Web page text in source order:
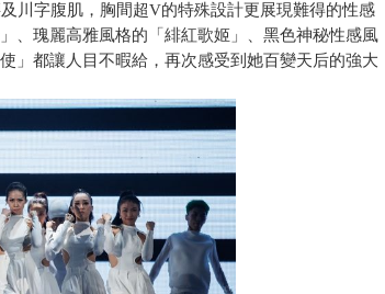
川字腹肌，胸間超V的特殊設計更展現難得的性感
、瑰麗高雅風格的「緋紅歌姬」、黑色神秘性感風
」都讓人目不暇給，再次感受到她百變天后的強大